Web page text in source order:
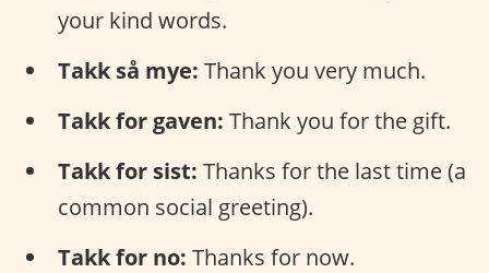
your kind words.
Takk så mye: Thank you very much.
Takk for gaven: Thank you for the gift.
Takk for sist: Thanks for the last time (a
common social greeting).
Takk for no: Thanks for now.